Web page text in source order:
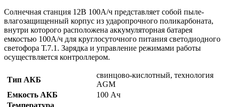
Солнечная станция 12В 100А/ч представляет собой пыле-
влагозащищенный корпус из ударопрочного поликарбоната,
внутри которого расположена аккумуляторная батарея
емкостью 100А/ч для круглосуточного питания светодиодного
светофора Т.7.1. Зарядка и управление режимами работы
осуществляется контроллером.
Тип АКБ
свинцово-кислотный, технология
AGM
Емкость АКБ
100 Ач